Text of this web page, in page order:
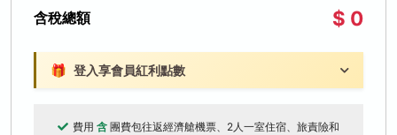
含稅總額 $ 0
🎁 登入享會員紅利點數
費用 含 團費包往返經濟艙機票、2人一室住宿、旅責險和